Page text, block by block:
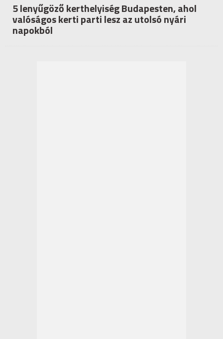
5 lenyűgöző kerthelyiség Budapesten, ahol
valóságos kerti parti lesz az utolsó nyári
napokból